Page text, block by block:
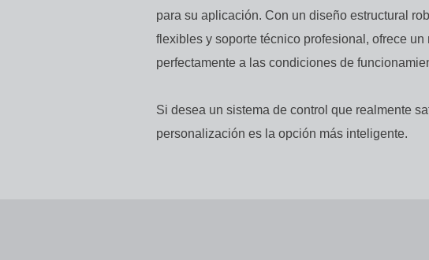
para su aplicación. Con un diseño estructural
flexibles y soporte técnico profesional, ofrece
perfectamente a las condiciones de
Si desea un sistema de control que realmente
personalización es la opción más inteligente.